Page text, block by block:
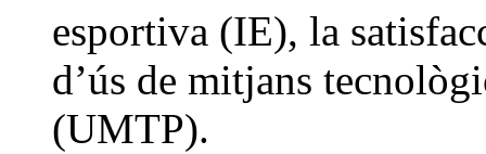
esportiva (IE), la
d’ús de mitjans
(UMTP).